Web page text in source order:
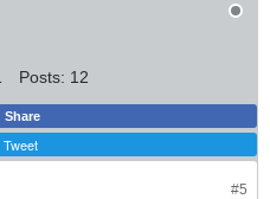
Posts: 12
Share
Tweet
#5